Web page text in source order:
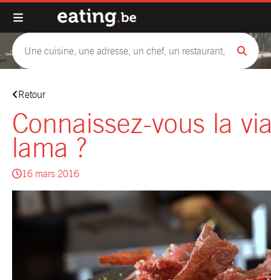
Retour
Connaissez-vous la
lama ?
16 mars 2016